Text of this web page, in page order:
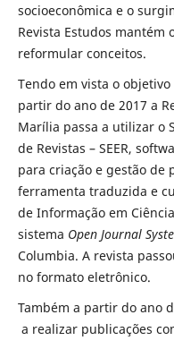
socioeconômica e o
Revista Estudos mantém
reformular conceitos.
Tendo em vista o
partir do ano de 2017 a
Marília passa a utilizar o
de Revistas – SEER,
para criação e gestão de
ferramenta traduzida e
de Informação em
sistema Open Journal
Columbia. A revista
no formato eletrônico.
Também a partir do ano
a realizar publicações